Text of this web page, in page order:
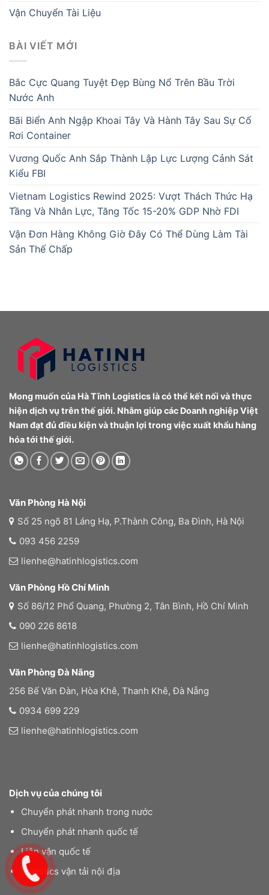
Vận Chuyển Tài Liệu
BÀI VIẾT MỚI
Bắc Cực Quang Tuyệt Đẹp Bùng Nổ Trên Bầu Trời
Nước Anh
Bãi Biển Anh Ngập Khoai Tây Và Hành Tây Sau Sự Cố
Rơi Container
Vương Quốc Anh Sắp Thành Lập Lực Lượng Cảnh Sát
Kiểu FBI
Vietnam Logistics Rewind 2025: Vượt Thách Thức Hạ
Tầng Và Nhân Lực, Tăng Tốc 15-20% GDP Nhờ FDI
Vận Đơn Hàng Không Giờ Đây Có Thể Dùng Làm Tài
Sản Thế Chấp
Mong muốn của Hà Tĩnh Logistics là có thể kết nối và thực
hiện dịch vụ trên thế giới. Nhằm giúp các Doanh nghiệp Việt
Nam đạt đủ điều kiện và thuận lợi trong việc xuất khẩu hàng
hóa tới thế giới.
Văn Phòng Hà Nội
Số 25 ngõ 81 Láng Hạ, P.Thành Công, Ba Đình, Hà Nội
093 456 2259
lienhe@hatinhlogistics.com
Văn Phòng Hồ Chí Minh
Số 86/12 Phổ Quang, Phường 2, Tân Bình, Hồ Chí Minh
090 226 8618
lienhe@hatinhlogistics.com
Văn Phòng Đà Nãng
256 Bế Văn Đàn, Hòa Khê, Thanh Khê, Đà Nẵng
0934 699 229
lienhe@hatinhlogistics.com
Dịch vụ của chúng tôi
Chuyển phát nhanh trong nước
Chuyển phát nhanh quốc tế
Liên vận quốc tế
Logistics vận tải nội địa